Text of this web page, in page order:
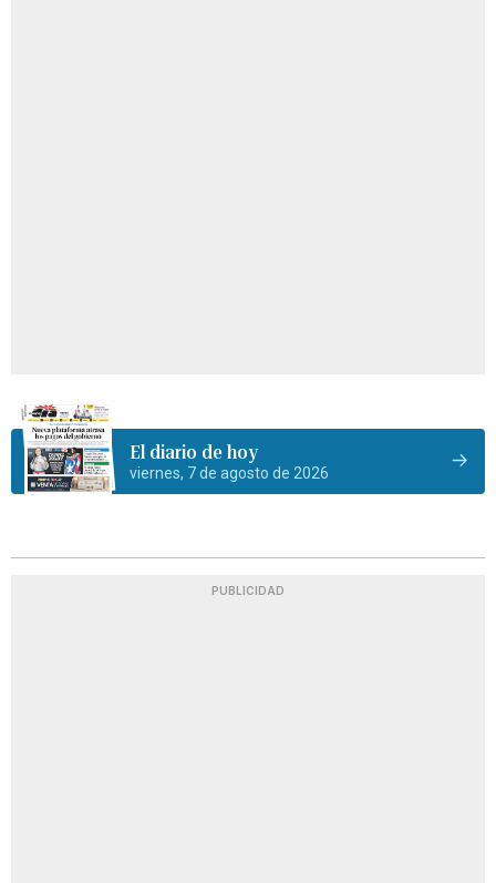
El diario de hoy
viernes, 7 de agosto de 2026
PUBLICIDAD